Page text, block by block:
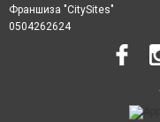
Франшиза "CitySites"
0504262624